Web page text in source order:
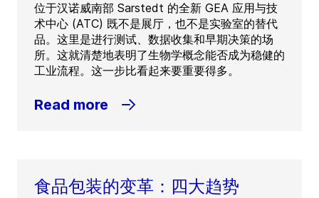
位于汉诺威南部 Sarstedt 的全新 GEA 应用与技
术中心 (ATC) 既不是展厅，也不是实验室的替代
品。这里是进行测试、数据收集和早期决策的场
所。这就清楚地表明了生物学概念能否成为稳健的
工业流程。这一步比看起来要重要得多。
Read more
食品包装的变革：四大趋势